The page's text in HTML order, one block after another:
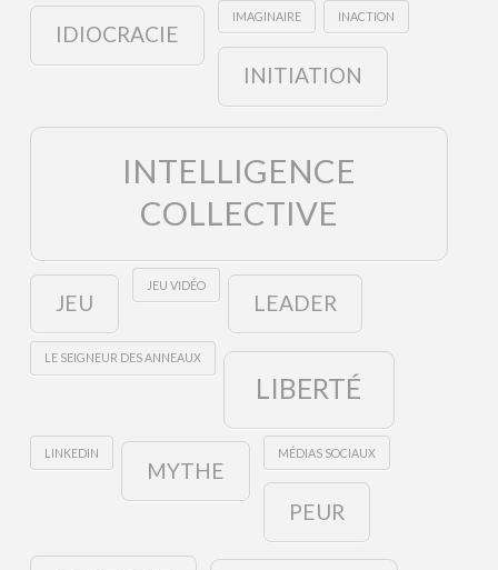
IDIOCRACIE
IMAGINAIRE INACTION
INITIATION
INTELLIGENCE
COLLECTIVE
JEU
JEU VIDÉO
LEADER
LE SEIGNEUR DES ANNEAUX
LIBERTÉ
LINKEDIN
MYTHE
MÉDIAS SOCIAUX
PEUR